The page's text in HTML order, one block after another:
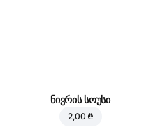
ნივრის სოუსი
2,00 ₾